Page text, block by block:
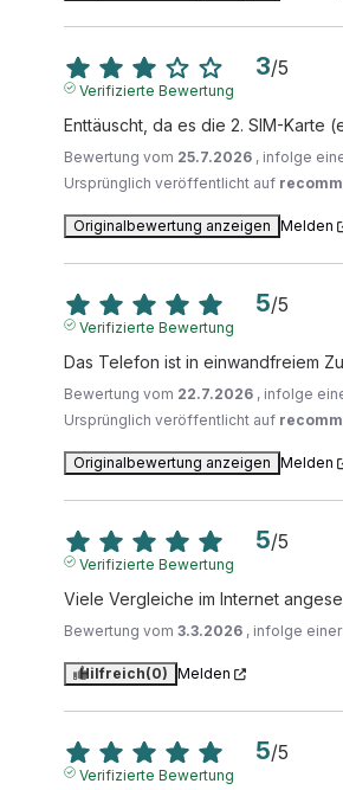
3/5
Verifizierte Bewertung
Enttäuscht, da es die 2. SIM-Karte
Bewertung vom 25.7.2026 , infolge
Ursprünglich veröffentlicht auf
Originalbewertung anzeigen Melden
5/5
Verifizierte Bewertung
Das Telefon ist in einwandfreiem
Bewertung vom 22.7.2026 , infolge
Ursprünglich veröffentlicht auf
Originalbewertung anzeigen Melden
5/5
Verifizierte Bewertung
Viele Vergleiche im Internet
Bewertung vom3.3.2026 , infolge
Hilfreich(0) Melden
5/5
Verifizierte Bewertung